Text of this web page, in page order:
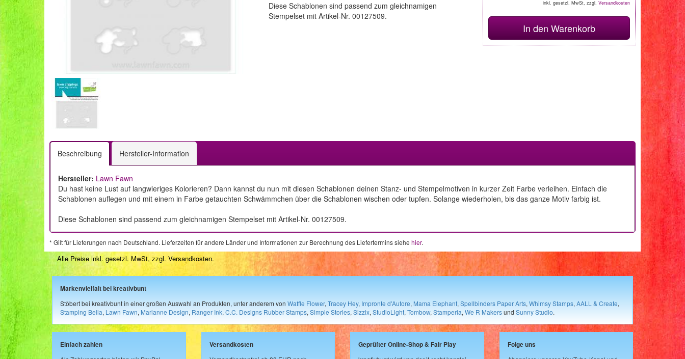
inkl. gesetzl. MwSt, zzgl. Versandkosten
In den Warenkorb
Diese Schablonen sind passend zum gleichnamigen
Stempelset mit Artikel-Nr. 00127509.
Beschreibung Hersteller-Information
Hersteller: Lawn Fawn
Du hast keine Lust auf langwieriges Kolorieren? Dann kannst du nun mit diesen Schablonen deinen Stanz- und Stempelmotiven in kurzer Zeit Farbe verleihen. Einfach die
Schablonen auflegen und mit einem in Farbe getauchten Schwämmchen über die Schablonen wischen oder tupfen. Solange wiederholen, bis das ganze Motiv farbig ist.
Diese Schablonen sind passend zum gleichnamigen Stempelset mit Artikel-Nr. 00127509.
* Gilt für Lieferungen nach Deutschland. Lieferzeiten für andere Länder und Informationen zur Berechnung des Liefertermins siehe hier.
Alle Preise inkl. gesetzl. MwSt, zzgl. Versandkosten.
Markenvielfalt bei kreativbunt
Stöbert bei kreativbunt in einer großen Auswahl an Produkten, unter anderem von Waffle Flower, Tracey Hey, Impronte d'Autore, Mama Elephant, Spellbinders Paper Arts, Whimsy Stamps, AALL & Create,
Stamping Bella, Lawn Fawn, Marianne Design, Ranger Ink, C.C. Designs Rubber Stamps, Simple Stories, Sizzix, StudioLight, Tombow, Stamperia, We R Makersund Sunny Studio.
Einfach zahlen
Versandkosten
Geprüfter Online-Shop & Fair Play
Folge uns